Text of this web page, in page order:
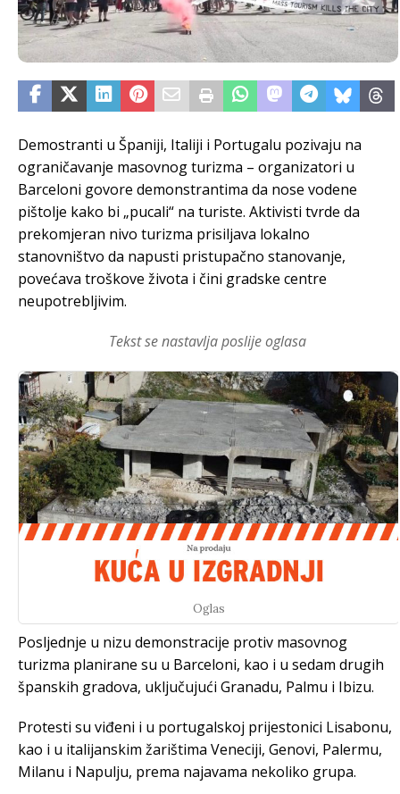
Demostranti u Španiji, Italiji i Portugalu pozivaju na
ograničavanje masovnog turizma – organizatori u
Barceloni govore demonstrantima da nose vodene
pištolje kako bi „pucali“ na turiste. Aktivisti tvrde da
prekomjeran nivo turizma prisiljava lokalno
stanovništvo da napusti pristupačno stanovanje,
povećava troškove života i čini gradske centre
neupotrebljivim.
Tekst se nastavlja poslije oglasa
Oglas
Posljednje u nizu demonstracije protiv masovnog
turizma planirane su u Barceloni, kao i u sedam drugih
španskih gradova, uključujući Granadu, Palmu i Ibizu.
Protesti su viđeni i u portugalskoj prijestonici Lisabonu,
kao i u italijanskim žarištima Veneciji, Genovi, Palermu,
Milanu i Napulju, prema najavama nekoliko grupa.